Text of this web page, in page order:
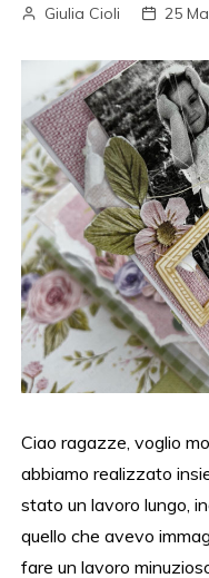
Giulia Cioli 25
Ciao ragazze, voglio
abbiamo realizzato
stato un lavoro lungo,
quello che avevo
fare un lavoro